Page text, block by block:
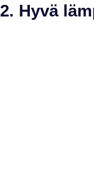
2. Hyvä